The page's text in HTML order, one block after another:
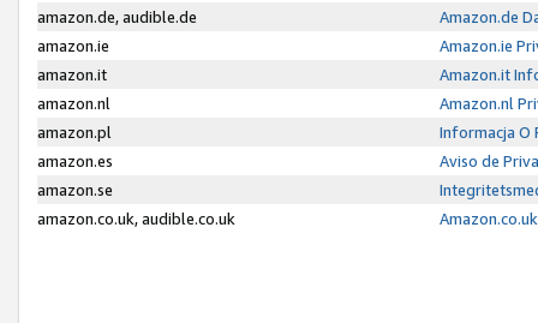
amazon.de, audible.de
Amazon.de
amazon.ie
Amazon.ie
amazon.it
Amazon.it
amazon.nl
Amazon.nl
amazon.pl
Informacja O
amazon.es
Aviso de
amazon.se
amazon.co.uk, audible.co.uk